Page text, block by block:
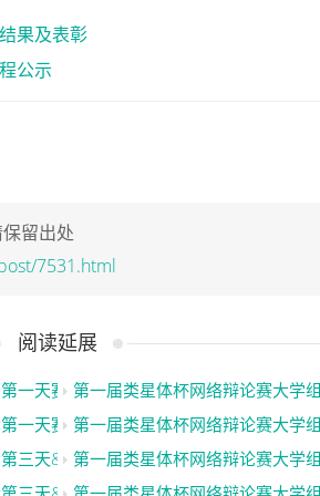
果及表彰
公示
留出处
7531.html
阅读延展
一天赛果公示第一届类星体杯网络辩论赛大学
一天赛果公示第一届类星体杯网络辩论赛大学
三天&第四天赛果公示
第一届类星体杯网络辩论赛大学